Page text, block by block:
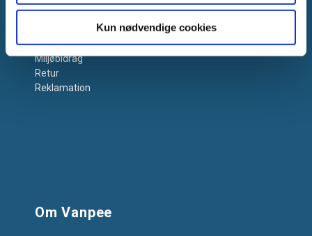
Kun nødvendige cookies
Kontakt os
Salgs- og Leveringsbetingelser
Miljøbidrag
Retur
Reklamation
Om Vanpee